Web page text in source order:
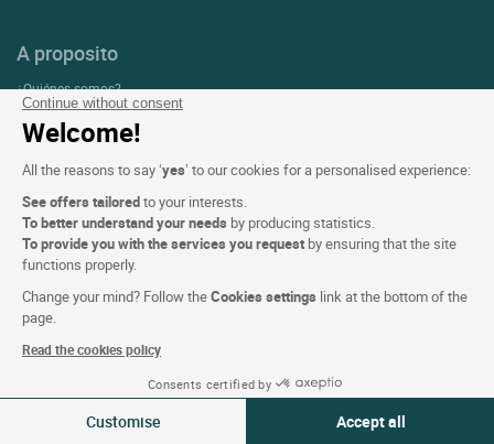
Continue without consent
Welcome!
All the reasons to say ‘yes’ to our cookies for a personalised experience:
See offers tailoredto your interests.
To better understand your needs by producing statistics.
To provide you with the services you request by ensuring that the site
functions properly.
Change your mind? Follow theCookies settings link at the bottom of the
page.
Read the cookies policy
Consents certified by
Customise Accept all
06-07 Ago 2026
2 viajeros | 1 habitación
A proposito
¿Quiénes somos?
Extranet hotel
Empresas y grupos
Trabajar en Logis
Rincón de prensa
Condiciones de la página web
Mención legal
Protección de datos personales (RGPD)